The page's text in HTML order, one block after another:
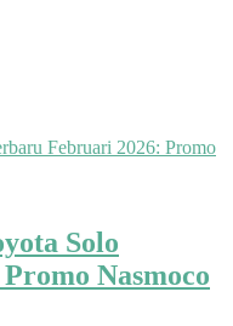
Solo
Nasmoco